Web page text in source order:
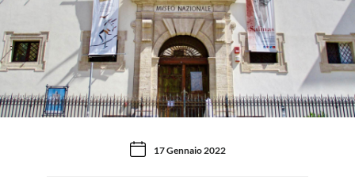
17 Gennaio 2022